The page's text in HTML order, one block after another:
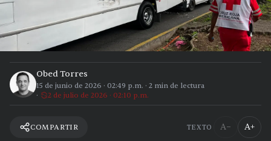
Obed Torres
15 de junio de 2026 · 02:49 p.m. · 2 min de lectura
2 de julio de 2026 · 02:10 p.m.
COMPARTIR TEXTO A− A+